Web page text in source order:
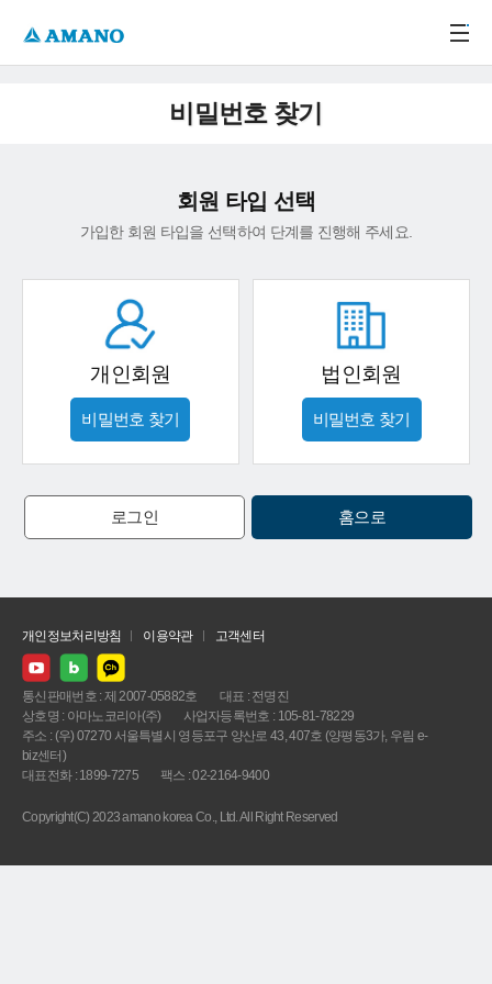
비밀번호 찾기
회원 타입 선택
가입한 회원 타입을 선택하여 단계를 진행해 주세요.
개인회원
비밀번호 찾기
법인회원
비밀번호 찾기
로그인 홈으로
개인정보처리방침 이용약관 고객센터
통신판매번호 : 제 2007-05882호
대표 : 전명진
상호명 : 아마노코리아(주)
사업자등록번호 : 105-81-78229
주소 : (우) 07270 서울특별시 영등포구 양산로 43, 407호 (양평동3가, 우림 e-
biz센터)
대표전화 : 1899-7275
팩스 : 02-2164-9400
Copyright(C) 2023 amano korea Co., Ltd. All Right Reserved